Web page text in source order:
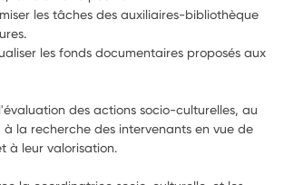
les tâches des auxiliaires-bibliothèque
les fonds documentaires proposés aux
des actions socio-culturelles, au
la recherche des intervenants en vue de
à leur valorisation.